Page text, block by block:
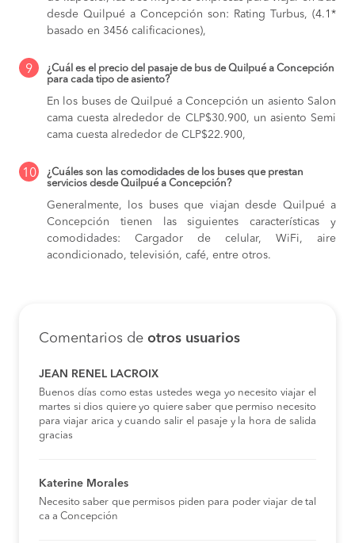
desde Quilpué a Concepción son: Rating Turbus, (4.1*
basado en 3456 calificaciones),
9
¿Cuál es el precio del pasaje de bus de Quilpué a Concepción
para cada tipo de asiento?
En los buses de Quilpué a Concepción un asiento Salon
cama cuesta alrededor de CLP$30.900, un asiento Semi
cama cuesta alrededor de CLP$22.900,
10
¿Cuáles son las comodidades de los buses que prestan
servicios desde Quilpué a Concepción?
Generalmente, los buses que viajan desde Quilpué a
Concepción tienen las siguientes características y
comodidades: Cargador de celular, WiFi, aire
acondicionado, televisión, café, entre otros.
Comentarios de otros usuarios
JEAN RENEL LACROIX
Buenos días como estas ustedes wega yo necesito viajar el
martes si dios quiere yo quiere saber que permiso necesito
para viajar arica y cuando salir el pasaje y la hora de salida
gracias
Katerine Morales
Necesito saber que permisos piden para poder viajar de tal
ca a Concepción